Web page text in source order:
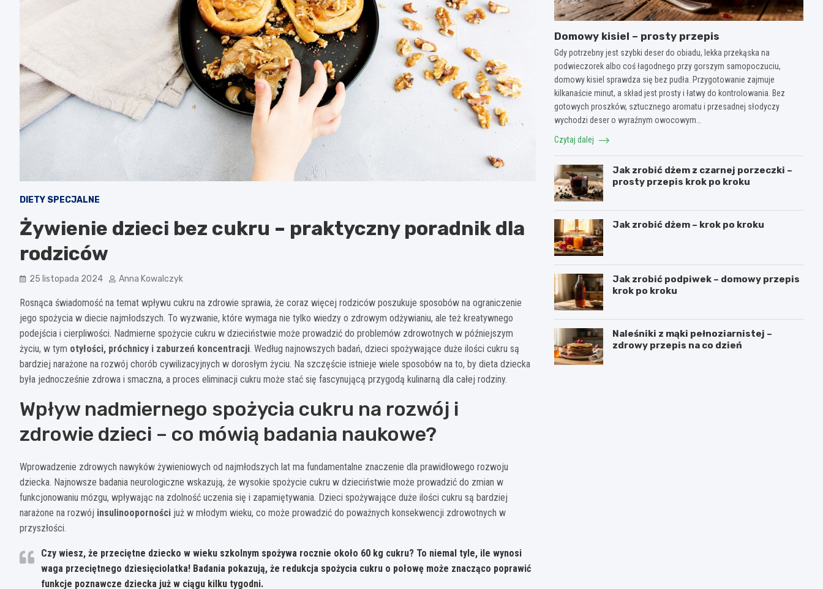
DIETY SPECJALNE
Żywienie dzieci bez cukru – praktyczny poradnik dla
rodziców
25 listopada 2024 Anna Kowalczyk
Rosnąca świadomość na temat wpływu cukru na zdrowie sprawia, że coraz więcej rodziców poszukuje sposobów na ograniczenie
jego spożycia w diecie najmłodszych. To wyzwanie, które wymaga nie tylko wiedzy o zdrowym odżywianiu, ale też kreatywnego
podejścia i cierpliwości. Nadmierne spożycie cukru w dzieciństwie może prowadzić do problemów zdrowotnych w późniejszym
życiu, w tym otyłości, próchnicy i zaburzeń koncentracji. Według najnowszych badań, dzieci spożywające duże ilości cukru są
bardziej narażone na rozwój chorób cywilizacyjnych w dorosłym życiu. Na szczęście istnieje wiele sposobów na to, by dieta dziecka
była jednocześnie zdrowa i smaczna, a proces eliminacji cukru może stać się fascynującą przygodą kulinarną dla całej rodziny.
Wpływ nadmiernego spożycia cukru na rozwój i
zdrowie dzieci – co mówią badania naukowe?
Wprowadzenie zdrowych nawyków żywieniowych od najmłodszych lat ma fundamentalne znaczenie dla prawidłowego rozwoju
dziecka. Najnowsze badania neurologiczne wskazują, że wysokie spożycie cukru w dzieciństwie może prowadzić do zmian w
funkcjonowaniu mózgu, wpływając na zdolność uczenia się i zapamiętywania. Dzieci spożywające duże ilości cukru są bardziej
narażone na rozwój insulinooporności już w młodym wieku, co może prowadzić do poważnych konsekwencji zdrowotnych w
przyszłości.
Czy wiesz, że przeciętne dziecko w wieku szkolnym spożywa rocznie około 60 kg cukru? To niemal tyle, ile wynosi
waga przeciętnego dziesięciolatka! Badania pokazują, że redukcja spożycia cukru o połowę może znacząco poprawić
funkcje poznawcze dziecka już w ciągu kilku tygodni.
Domowy kisiel – prosty przepis
Gdy potrzebny jest szybki deser do obiadu, lekka przekąska na
podwieczorek albo coś łagodnego przy gorszym samopoczuciu,
domowy kisiel sprawdza się bez pudła. Przygotowanie zajmuje
kilkanaście minut, a skład jest prosty i łatwy do kontrolowania. Bez
gotowych proszków, sztucznego aromatu i przesadnej słodyczy
wychodzi deser o wyraźnym owocowym…
Czytaj dalej
Jak zrobić dżem z czarnej porzeczki –
prosty przepis krok po kroku
Jak zrobić dżem – krok po kroku
Jak zrobić podpiwek – domowy przepis
krok po kroku
Naleśniki z mąki pełnoziarnistej –
zdrowy przepis na co dzień